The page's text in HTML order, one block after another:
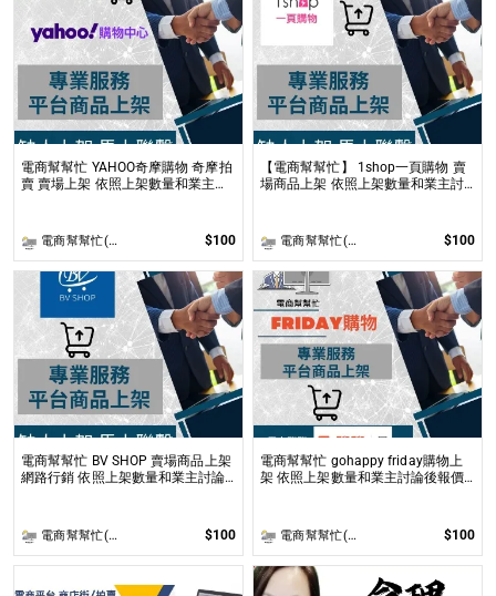
電商幫幫忙 YAHOO奇摩購物 奇摩拍
賣 賣場上架 依照上架數量和業主討
電商幫幫忙(電商平台代營運/電商上架/運營策略/網路行銷) $100
【電商幫幫忙】 1shop一頁購物 賣
場商品上架 依照上架數量和業主討
電商幫幫忙(電商平台代營運/電商上架/運營策略/網路行銷) $100
電商幫幫忙 BV SHOP 賣場商品上架
網路行銷 依照上架數量和業主討論
電商幫幫忙(電商平台代營運/電商上架/運營策略/網路行銷) $100
電商幫幫忙 gohappy friday購物上
架 依照上架數量和業主討論後報價
電商幫幫忙(電商平台代營運/電商上架/運營策略/網路行銷) $100